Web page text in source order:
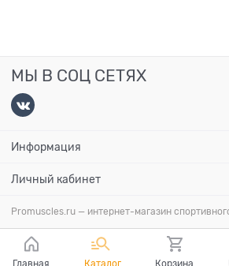
МЫ В СОЦ СЕТЯХ
Информация
Личный кабинет
Promuscles.ru — интернет-магазин